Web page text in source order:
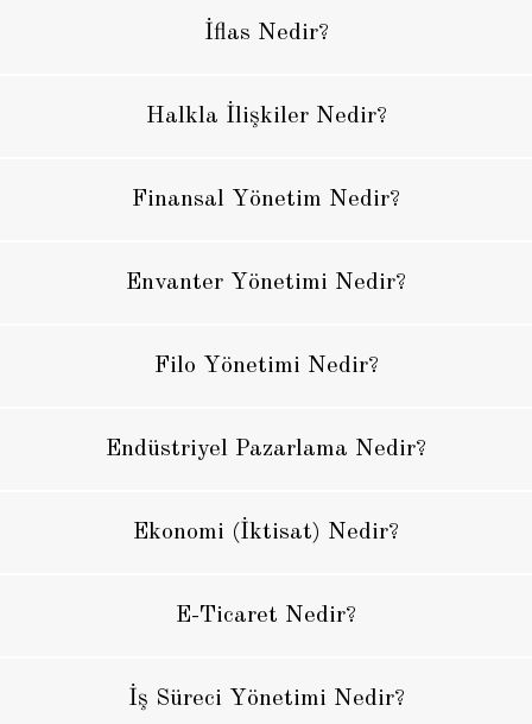
İflas Nedir?
Halkla İlişkiler Nedir?
Finansal Yönetim Nedir?
Envanter Yönetimi Nedir?
Filo Yönetimi Nedir?
Endüstriyel Pazarlama Nedir?
Ekonomi (İktisat) Nedir?
E-Ticaret Nedir?
İş Süreci Yönetimi Nedir?